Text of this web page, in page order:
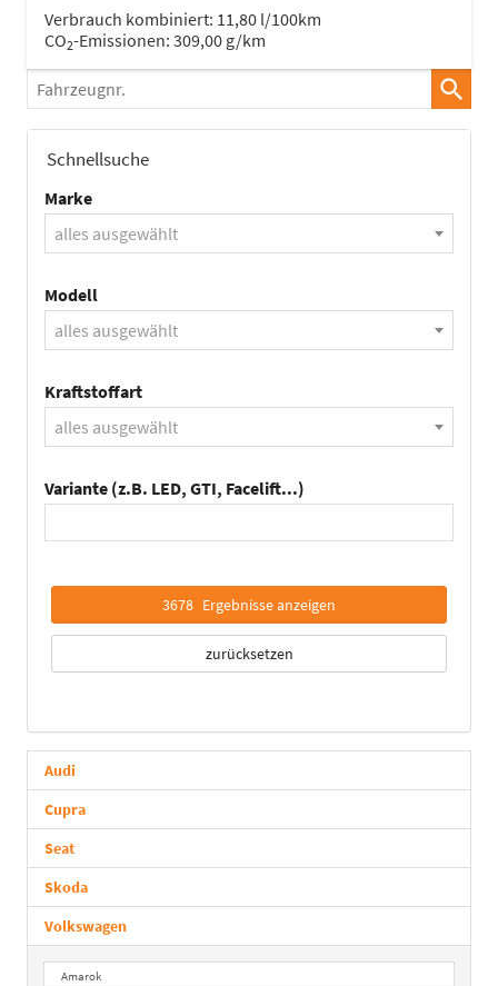
Verbrauch kombiniert: 11,80 l/100km
CO2-Emissionen: 309,00 g/km
Fahrzeugnr.
Schnellsuche
Marke
alles ausgewählt
Modell
alles ausgewählt
Kraftstoffart
alles ausgewählt
Variante (z.B. LED, GTI, Facelift...)
3678 Ergebnisse anzeigen
zurücksetzen
Audi
Cupra
Seat
Skoda
Volkswagen
Amarok